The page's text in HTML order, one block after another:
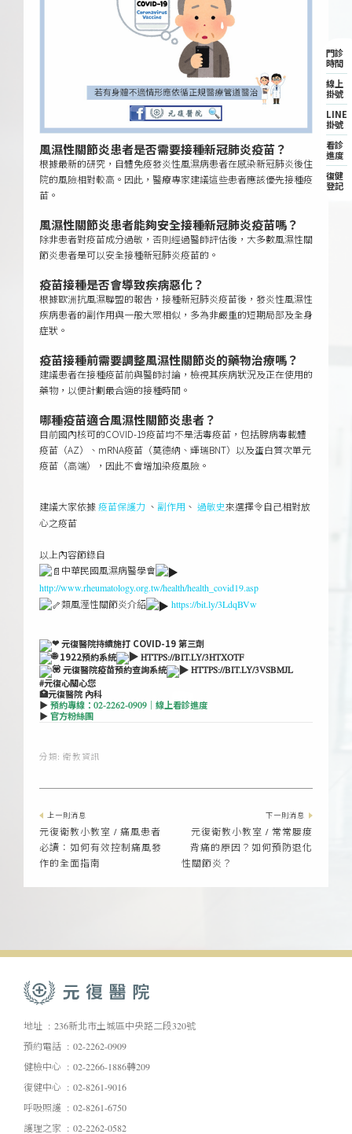
風濕性關節炎患者是否需要接種新冠肺炎疫苗？
根據最新的研究，自體免疫發炎性風濕病患者在感染新冠肺炎後住
院的風險相對較高。因此，醫療專家建議這些患者應該優先接種疫
苗。
風濕性關節炎患者能夠安全接種新冠肺炎疫苗嗎？
除非患者對疫苗成分過敏，否則經過醫師評估後，大多數風濕性關
節炎患者是可以安全接種新冠肺炎疫苗的。ㅤ
疫苗接種是否會導致疾病惡化？
根據歐洲抗風濕聯盟的報告，接種新冠肺炎疫苗後，發炎性風濕性
疾病患者的副作用與一般大眾相似，多為非嚴重的短期局部及全身
症狀。
疫苗接種前需要調整風濕性關節炎的藥物治療嗎？
建議患者在接種疫苗前與醫師討論，檢視其疾病狀況及正在使用的
藥物，以便計劃最合適的接種時間。
哪種疫苗適合風濕性關節炎患者？
目前國內核可的COVID-19疫苗均不是活毒疫苗，包括腺病毒載體
疫苗（AZ）、mRNA疫苗（莫德納、輝瑞BNT）以及蛋白質次單元
疫苗（高端），因此不會增加染疫風險。
建議大家依據疫苗保護力 、 副作用 、 過敏史來選擇令自己相對放
心之疫苗
以上內容節錄自ㅤ
中華民國風濕病醫學會
http://www.rheumatology.org.tw/health/health_covid19.asp
類風溼性關節炎介紹 https://bit.ly/3LdqBVw
元復醫院持續施打 COVID-19 第三劑
1922預約系統
HTTPS://BIT.LY/3HTXOTF
元復醫院疫苗預約查詢系統
HTTPS://BIT.LY/3VSBMJL
#元復心關心您
🏥元復醫院 內科
▶預約專線：02-2262-0909｜ 線上看診進度
▶官方粉絲團
分類:衛教資訊
上一則消息
元復衛教小教室 / 痛風患者
必讀：如何有效控制痛風發
作的全面指南
下一則消息
元復衛教小教室 / 常常腰痠
背痛的原因？如何預防退化
性關節炎？
地址
236新北市土城區中央路二段320號
預約電話
02-2262-0909
健檢中心
02-2266-1886轉209
復健中心
02-8261-9016
呼吸照護
02-8261-6750
護理之家
02-2262-0582
門診
時間
線上
掛號
LINE
掛號
看診
進度
復健
登記